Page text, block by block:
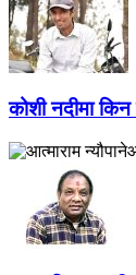
कोशी नदीमा किन